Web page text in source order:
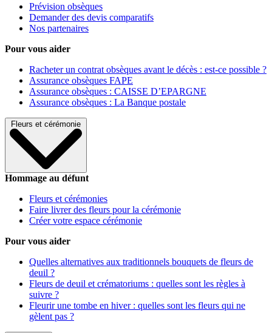
Prévision obsèques
Demander des devis comparatifs
Nos partenaires
Pour vous aider
Racheter un contrat obsèques avant le décès : est-ce possible ?
Assurance obsèques FAPE
Assurance obsèques : CAISSE D’EPARGNE
Assurance obsèques : La Banque postale
Fleurs et cérémonie
Hommage au défunt
Fleurs et cérémonies
Faire livrer des fleurs pour la cérémonie
Créer votre espace cérémonie
Pour vous aider
Quelles alternatives aux traditionnels bouquets de fleurs de
deuil ?
Fleurs de deuil et crématoriums : quelles sont les règles à
suivre ?
Fleurir une tombe en hiver : quelles sont les fleurs qui ne
gèlent pas ?